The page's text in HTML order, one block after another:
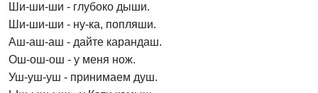
Ши-ши-ши - глубоко дыши.
Ши-ши-ши - ну-ка, попляши.
Аш-аш-аш - дайте карандаш.
Ош-ош-ош - у меня нож.
Уш-уш-уш - принимаем душ.